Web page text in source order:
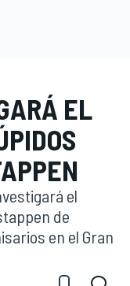
EL
el
de
en el Gran